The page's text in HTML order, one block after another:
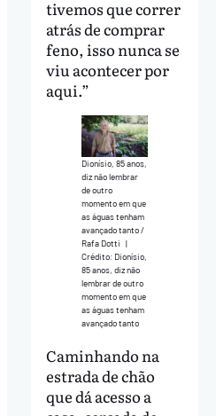
tivemos que correr
atrás de comprar
feno, isso nunca se
viu acontecer por
aqui.”
Dionísio, 85 anos,
diz não lembrar
de outro
momento em que
as águas tenham
avançado tanto /
Rafa Dotti |
Crédito: Dionísio,
85 anos, diz não
lembrar de outro
momento em que
as águas tenham
avançado tanto
Caminhando na
estrada de chão
que dá acesso a